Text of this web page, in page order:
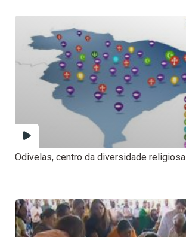
Odivelas, centro da diversidade religiosa